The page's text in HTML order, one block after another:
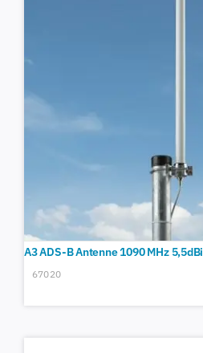
A3 ADS-B Antenne 1090 MHz 5,5dBi
67020